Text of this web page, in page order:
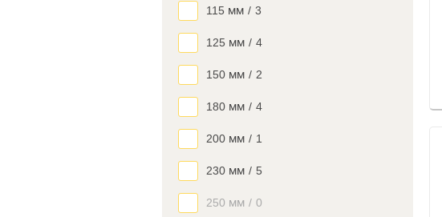
115 мм / 3
125 мм / 4
150 мм / 2
180 мм / 4
200 мм / 1
230 мм / 5
250 мм / 0